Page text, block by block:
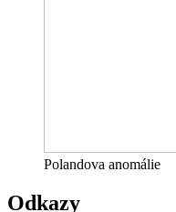
Polandova anomálie
Odkazy